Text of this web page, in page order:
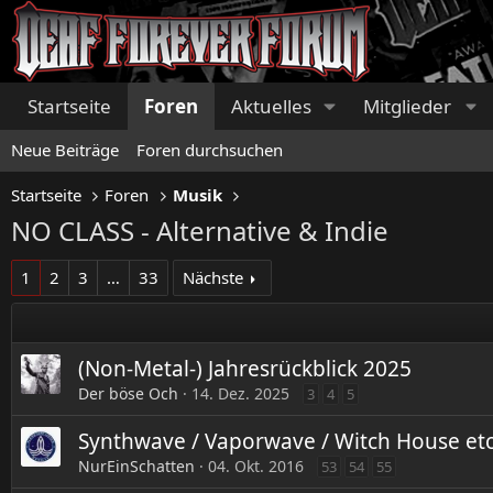
Startseite Foren Aktuelles Mitglieder
Neue Beiträge Foren durchsuchen
Startseite Foren Musik
NO CLASS - Alternative & Indie
1 2 3 … 33 Nächste
(Non-Metal-) Jahresrückblick 2025
Der böse Och 14. Dez. 2025 3 4 5
Synthwave / Vaporwave / Witch House
NurEinSchatten 04. Okt. 2016 53 54 55